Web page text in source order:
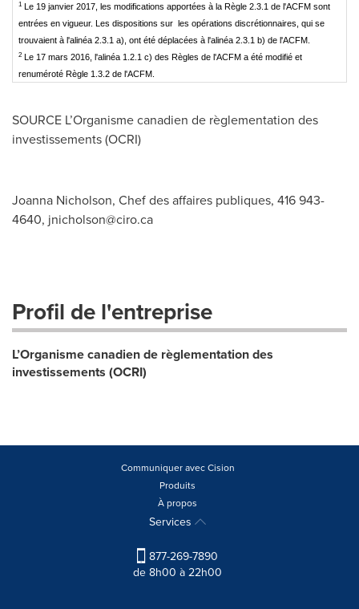
1Le 19 janvier 2017, les modifications apportées à la Règle 2.3.1 de l'ACFM sont
entrées en vigueur. Les dispositions sur les opérations discrétionnaires, qui se
trouvaient à l'alinéa 2.3.1 a), ont été déplacées à l'alinéa 2.3.1 b) de l'ACFM.
2Le 17 mars 2016, l'alinéa 1.2.1 c) des Règles de l'ACFM a été modifié et
renuméroté Règle 1.3.2 de l'ACFM.
SOURCE L’Organisme canadien de règlementation des
investissements (OCRI)
Joanna Nicholson, Chef des affaires publiques, 416 943-
4640, jnicholson@ciro.ca
Profil de l'entreprise
L’Organisme canadien de règlementation des
investissements (OCRI)
Communiquer avec Cision
Produits
À propos
Services
877-269-7890
de 8h00 à 22h00